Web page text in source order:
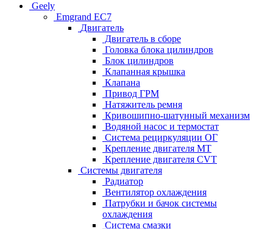
Geely
Emgrand EC7
Двигатель
Двигатель в сборе
Головка блока цилиндров
Блок цилиндров
Клапанная крышка
Клапана
Привод ГРМ
Натяжитель ремня
Кривошипно-шатунный механизм
Водяной насос и термостат
Система рециркуляции ОГ
Крепление двигателя MT
Крепление двигателя CVT
Системы двигателя
Радиатор
Вентилятор охлаждения
Патрубки и бачок системы
охлаждения
Система смазки